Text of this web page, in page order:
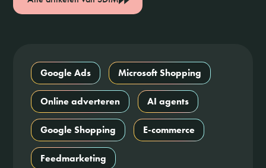
Google Ads Microsoft Shopping
Online adverteren AI agents
Google Shopping E-commerce
Feedmarketing